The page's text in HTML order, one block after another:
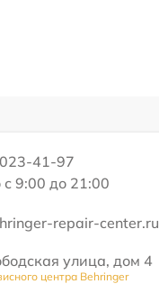
41-97
9:00 до 21:00
repair-center.ru
улица, дом 4
центра Behringer